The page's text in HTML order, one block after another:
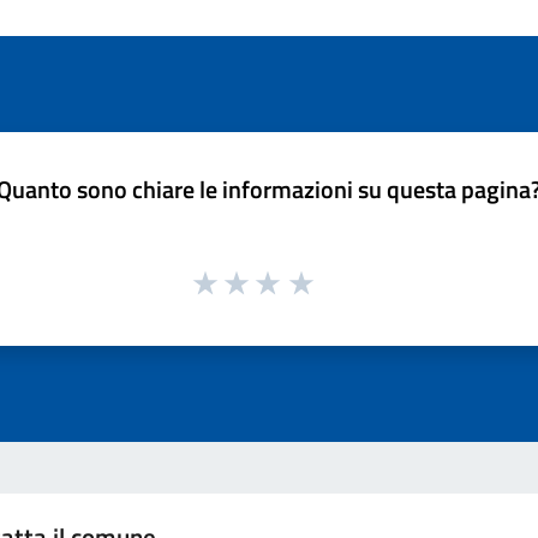
sono chiare le informazioni su questa